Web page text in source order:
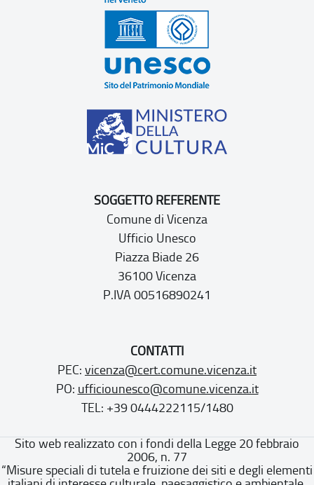
SOGGETTO REFERENTE
Comune di Vicenza
Ufficio Unesco
Piazza Biade 26
36100 Vicenza
P.IVA 00516890241
CONTATTI
PEC: vicenza@cert.comune.vicenza.it
PO: ufficiounesco@comune.vicenza.it
TEL: +39 0444222115/1480
Sito web realizzato con i fondi della Legge 20 febbraio
2006, n. 77
“Misure speciali di tutela e fruizione dei siti e degli elementi